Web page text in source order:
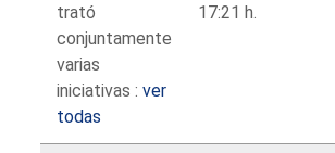
trató
conjuntamente
varias
iniciativas :ver
todas
17:21 h.